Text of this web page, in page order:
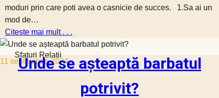
moduri prin care poti avea o casnicie de succes. 1.Sa ai un
mod de…
Citeste mai mult . . .
11 septembrie 2024
Sfaturi Relatii
Unde se așteaptă barbatul
potrivit?